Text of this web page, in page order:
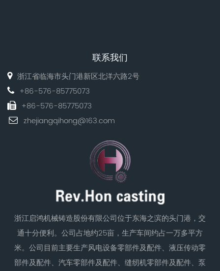
联系我们
浙江省临海市头门港新区北洋六路2号
+86-576-85775073
+86-576-85775073
zhejiangqihong@163.com
浙江启鸿机械铸造股份有限公司位于东海之滨的头门港，交
通十分便利。公司占地约25亩，生产车间约占一万多平方
米。公司目前主要生产风电设备零部件及配件、液压传动零
部件及配件、汽车零部件及配件、缝纫机零部件及配件、泵